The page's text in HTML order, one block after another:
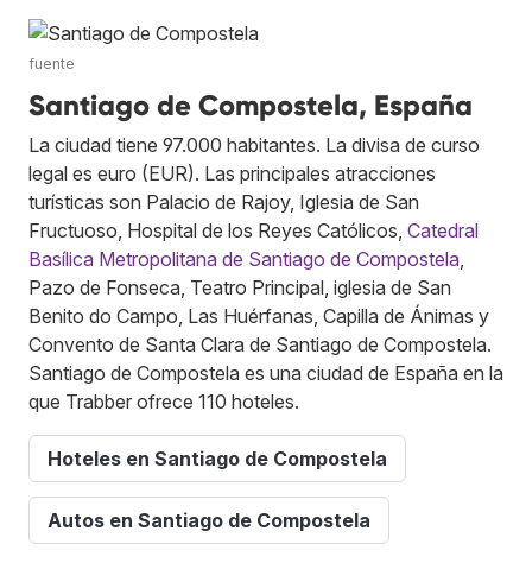
fuente
Santiago de Compostela, España
La ciudad tiene 97.000 habitantes. La divisa de curso
legal es euro (EUR). Las principales atracciones
turísticas son Palacio de Rajoy, Iglesia de San
Fructuoso, Hospital de los Reyes Católicos, Catedral
Basílica Metropolitana de Santiago de Compostela
Pazo de Fonseca, Teatro Principal, iglesia de San
Benito do Campo, Las Huérfanas, Capilla de Ánimas y
Convento de Santa Clara de Santiago de Compostela.
Santiago de Compostela es una ciudad de España en la
que Trabber ofrece 110 hoteles.
Hoteles en Santiago de Compostela
Autos en Santiago de Compostela